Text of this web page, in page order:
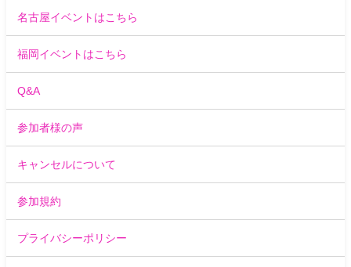
名古屋イベントはこちら
福岡イベントはこちら
Q&A
参加者様の声
キャンセルについて
参加規約
プライバシーポリシー